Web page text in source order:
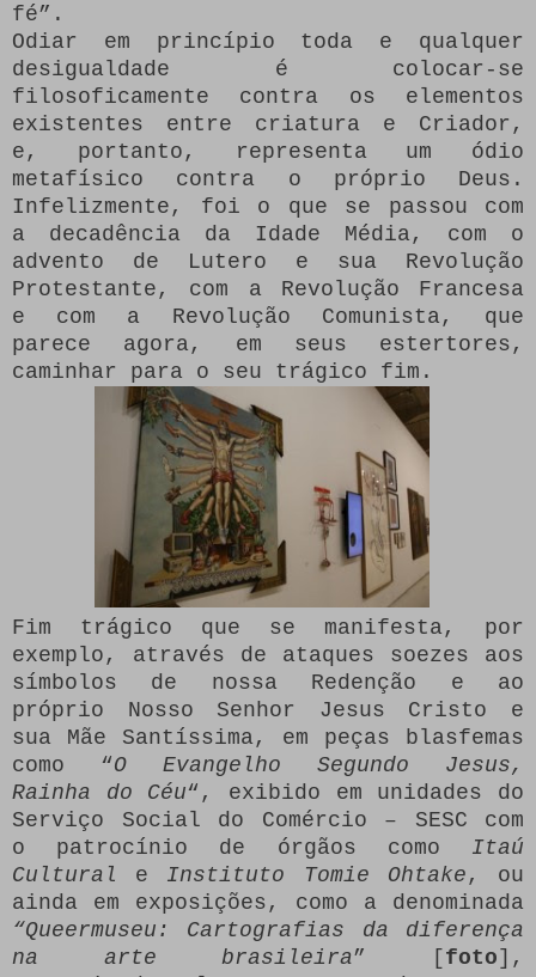
fé”.
Odiar em princípio toda e qualquer
desigualdade é colocar-se
filosoficamente contra os elementos
existentes entre criatura e Criador,
e, portanto, representa um ódio
metafísico contra o próprio Deus.
Infelizmente, foi o que se passou com
a decadência da Idade Média, com o
advento de Lutero e sua Revolução
Protestante, com a Revolução Francesa
e com a Revolução Comunista, que
parece agora, em seus estertores,
caminhar para o seu trágico fim.
Fim trágico que se manifesta, por
exemplo, através de ataques soezes aos
símbolos de nossa Redenção e ao
próprio Nosso Senhor Jesus Cristo e
sua Mãe Santíssima, em peças blasfemas
como “O Evangelho Segundo Jesus,
Rainha do Céu“, exibido em unidades do
Serviço Social do Comércio – SESC com
o patrocínio de órgãos como Itaú
Cultural e Instituto Tomie Ohtake , ou
ainda em exposições, como a denominada
“Queermuseu: Cartografias da diferença
na arte brasileira” [foto],